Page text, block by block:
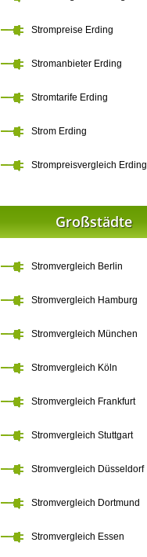
Strompreise Erding
Stromanbieter Erding
Stromtarife Erding
Strom Erding
Strompreisvergleich Erding
Großstädte
Stromvergleich Berlin
Stromvergleich Hamburg
Stromvergleich München
Stromvergleich Köln
Stromvergleich Frankfurt
Stromvergleich Stuttgart
Stromvergleich Düsseldorf
Stromvergleich Dortmund
Stromvergleich Essen